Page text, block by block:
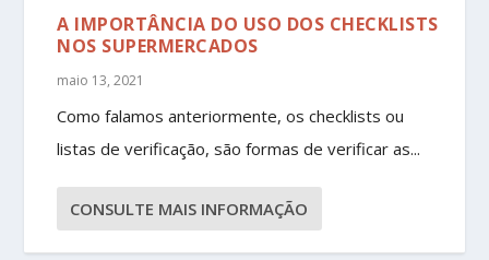
A IMPORTÂNCIA DO USO DOS CHECKLISTS
NOS SUPERMERCADOS
maio 13, 2021
Como falamos anteriormente, os checklists ou
listas de verificação, são formas de verificar as...
CONSULTE MAIS INFORMAÇÃO